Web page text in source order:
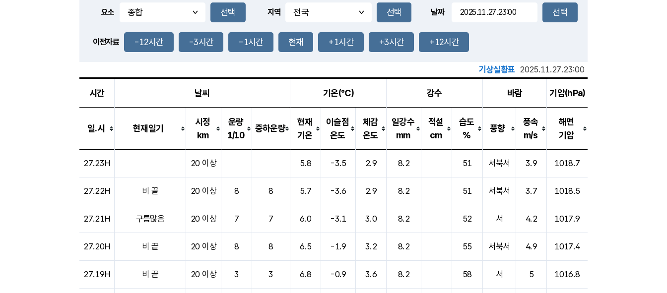
풍도
2.7m/s -mm
-mm
장호원
24.4
℃
-
24.9℃
0.0m/s
-mm
-mm
요소 지역 날짜
이전자료 -12시간 -3시간 -1시간 현재 +1시간 +3시간 +12시간
기상실황표 2025.11.27.23:00
시간 날씨 기온(℃) 강수 바람 기압(hPa)
일.시 현재일기
시정
km
운량
1/10
중하운량
현재
기온
이슬점
온도
체감
온도
일강수
mm
적설
cm
습도
%
풍향
풍속
m/s
해면
기압
27.23H 20 이상 5.8 -3.5 2.9 8.2 51 서북서 3.9 1018.7
27.22H 비 끝 20 이상 8 8 5.7 -3.6 2.9 8.2 51 서북서 3.7 1018.5
27.21H 구름많음 20 이상 7 7 6.0 -3.1 3.0 8.2 52 서 4.2 1017.9
27.20H 비 끝 20 이상 8 8 6.5 -1.9 3.2 8.2 55 서북서 4.9 1017.4
27.19H 비 끝 20 이상 3 3 6.8 -0.9 3.6 8.2 58 서 5 1016.8